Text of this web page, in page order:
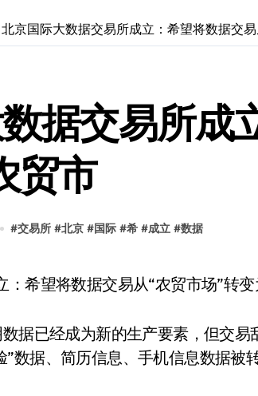
！性能配置大升级，速来围观！
控，手机管家助你快人一步领风骚！
北京国际大数据交易所成立：希望将数据交
据交易所成
贸市
#交易所 #北京 #国际 #希 #成立 #数据
据已经成为新的生产要素，但交
”数据、简历信息、手机信息数据被